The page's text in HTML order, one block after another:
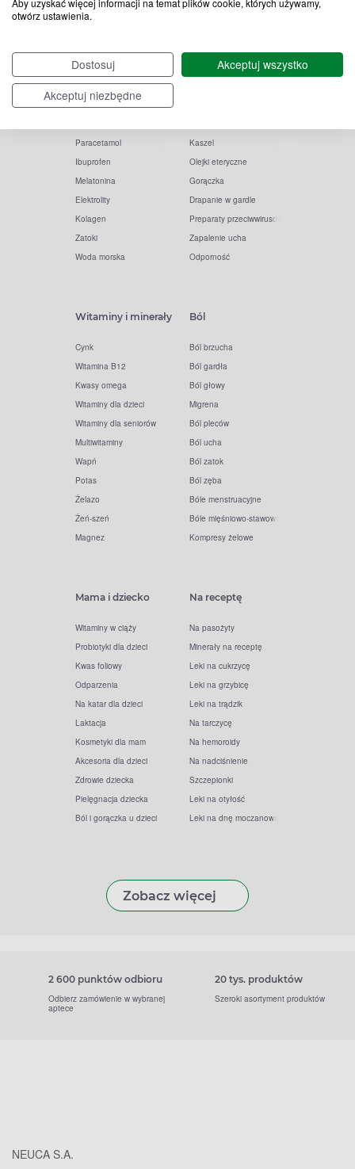
Aby uzyskać więcej informacji na temat plików cookie, których używamy,
otwórz ustawienia.
Dostosuj
Akceptuj wszystko
Akceptuj niezbędne
Witamina D
Witamina C
Krople do oczu
Paracetamol
Ibuprofen
Melatonina
Elektrolity
Kolagen
Zatoki
Woda morska
Termometry
Kaszel
Olejki eteryczne
Gorączka
Drapanie w gardle
Preparaty przeciwwirusowe
Zapalenie ucha
Odporność
Witaminy i minerały
Cynk
Witamina B12
Kwasy omega
Witaminy dla dzieci
Witaminy dla seniorów
Multiwitaminy
Wapń
Potas
Żelazo
Żeń-szeń
Magnez
Ból
Ból brzucha
Ból gardła
Ból głowy
Migrena
Ból pleców
Ból ucha
Ból zatok
Ból zęba
Bóle menstruacyjne
Bóle mięśniowo-stawowe
Kompresy żelowe
Mama i dziecko
Witaminy w ciąży
Probiotyki dla dzieci
Kwas foliowy
Odparzenia
Na katar dla dzieci
Laktacja
Kosmetyki dla mam
Akcesoria dla dzieci
Zdrowie dziecka
Pielęgnacja dziecka
Ból i gorączka u dzieci
Na receptę
Na pasożyty
Minerały na receptę
Leki na cukrzycę
Leki na grzybicę
Leki na trądzik
Na tarczycę
Na hemoroidy
Na nadciśnienie
Szczepionki
Leki na otyłość
Leki na dnę moczanową
Zobacz więcej
2 600 punktów odbioru
Odbierz zamówienie w wybranej
aptece
20 tys. produktów
Szeroki asortyment produktów
NEUCA S.A.